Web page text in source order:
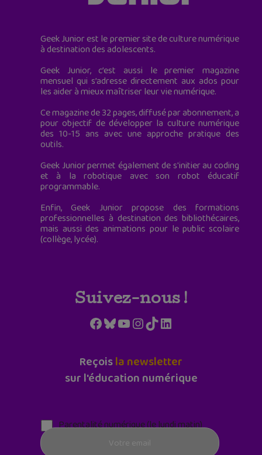
Geek Junior est le premier site de culture numérique
à destination des adolescents.
Geek Junior, c’est aussi le premier magazine
mensuel qui s’adresse directement aux ados pour
les aider à mieux maîtriser leur vie numérique.
Ce magazine de 32 pages, diffusé par abonnement, a
pour objectif de développer la culture numérique
des 10-15 ans avec une approche pratique des
outils.
Geek Junior permet également de s'initier au coding
et à la robotique avec son robot éducatif
programmable.
Enfin, Geek Junior propose des formations
professionnelles à destination des bibliothécaires,
mais aussi des animations pour le public scolaire
(collège, lycée).
Suivez-nous !
Facebook
Bluesky
YouTube
Instagram
TikTokLinkedIn
Reçoisla newsletter
sur l'éducation numérique
Parentalité numérique (le lundi matin)